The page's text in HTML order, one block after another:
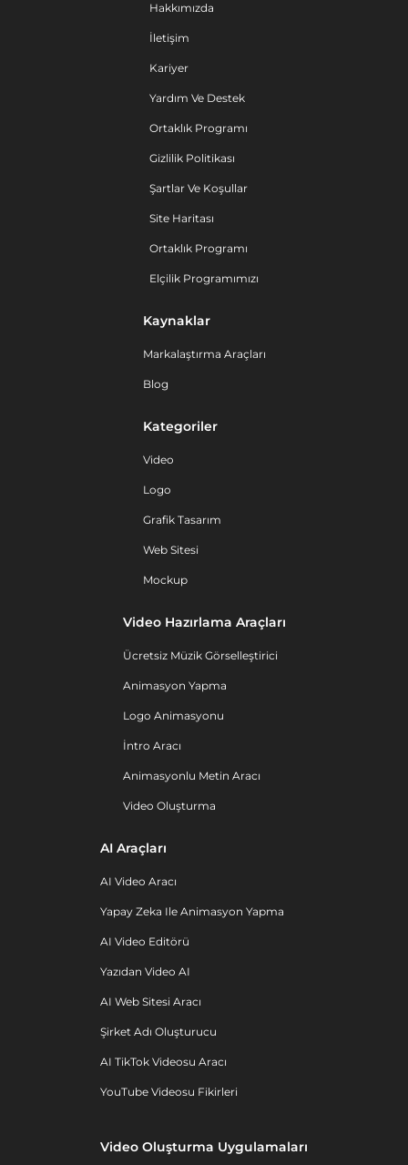
Hakkımızda
İletişim
Kariyer
Yardım Ve Destek
Ortaklık Programı
Gizlilik Politikası
Şartlar Ve Koşullar
Site Haritası
Ortaklık Programı
Elçilik Programımızı
Kaynaklar
Markalaştırma Araçları
Blog
Kategoriler
Video
Logo
Grafik Tasarım
Web Sitesi
Mockup
Video Hazırlama Araçları
Ücretsiz Müzik Görselleştirici
Animasyon Yapma
Logo Animasyonu
İntro Aracı
Animasyonlu Metin Aracı
Video Oluşturma
AI Araçları
AI Video Aracı
Yapay Zeka Ile Animasyon Yapma
AI Video Editörü
Yazıdan Video AI
AI Web Sitesi Aracı
Şirket Adı Oluşturucu
AI TikTok Videosu Aracı
YouTube Videosu Fikirleri
Video Oluşturma Uygulamaları